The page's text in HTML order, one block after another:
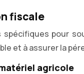
fiscale
pour
et à assurer la
agricole